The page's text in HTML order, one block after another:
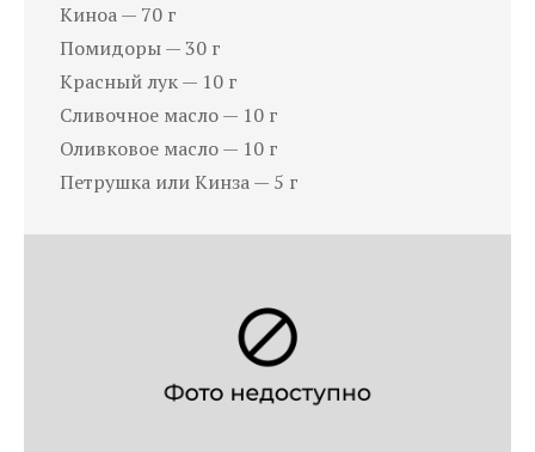
Киноа — 70 г
Помидоры — 30 г
Красный лук — 10 г
Сливочное масло — 10 г
Оливковое масло — 10 г
Петрушка или Кинза — 5 г